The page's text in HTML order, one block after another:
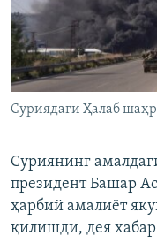
Суриядаги Ҳалаб
Суриянинг
президент Башар
ҳарбий амалиёт
қилишди, дея хабар